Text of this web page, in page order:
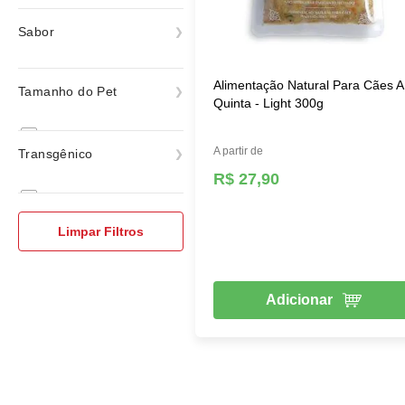
ver todas
Sabor
ver todas
Tamanho do Pet
Raças Grandes e Gigantes
Transgênico
Limpar Filtros
Alimentação Natural Para Cães A
Quinta - Light 300g
A partir de
R$ 27,90
Adicionar